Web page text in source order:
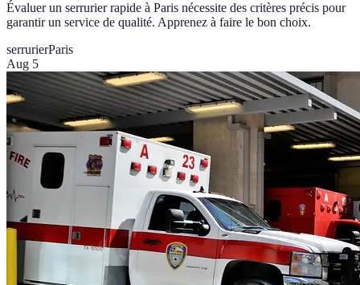
Évaluer un serrurier rapide à Paris nécessite des critères précis pour
garantir un service de qualité. Apprenez à faire le bon choix.
serrurierParis
Aug 5